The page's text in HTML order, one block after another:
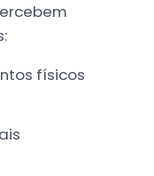
físicos